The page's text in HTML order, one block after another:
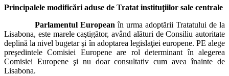
Principalele modificări aduse de Tratat instituţiilor sale centrale
Parlamentul Europeanîn urma adoptării Tratatului de la
Lisabona, este marele caştigător, având alături de Consiliu autoritate
deplină la nivel bugetar şi în adoptarea legislaţiei europene. PE alege
preşedintele Comisiei Europene are rol determinant în alegerea
Comisiei Europene şi nu doar consultativ cum avea înainte de
Lisabona.